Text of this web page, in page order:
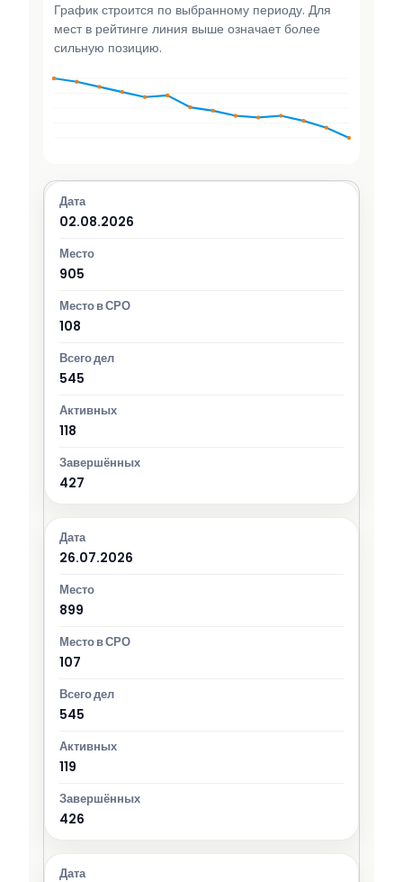
График строится по выбранному периоду. Для
мест в рейтинге линия выше означает более
сильную позицию.
02.08.2026
905
108
545
118
427
26.07.2026
899
107
545
119
426